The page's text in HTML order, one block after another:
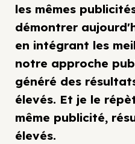
les mêmes
démontrer
en intégrant les
notre approche
généré des
élevés. Et je le
même publicité,
élevés.